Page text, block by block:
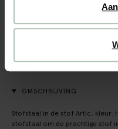
Gratis verzending naar winkel
Snelle levering
OMSCHRIJVING
Stofstaal in de stof Artic, kleur:
stofstaal om de prachtige stof